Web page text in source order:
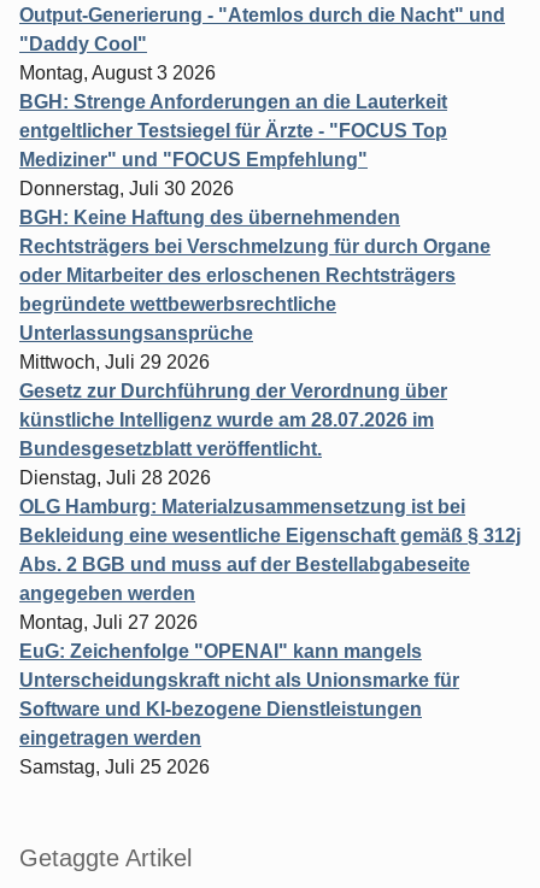
Output-Generierung - "Atemlos durch die Nacht" und
"Daddy Cool"
Montag, August 3 2026
BGH: Strenge Anforderungen an die Lauterkeit
entgeltlicher Testsiegel für Ärzte - "FOCUS Top
Mediziner" und "FOCUS Empfehlung"
Donnerstag, Juli 30 2026
BGH: Keine Haftung des übernehmenden
Rechtsträgers bei Verschmelzung für durch Organe
oder Mitarbeiter des erloschenen Rechtsträgers
begründete wettbewerbsrechtliche
Unterlassungsansprüche
Mittwoch, Juli 29 2026
Gesetz zur Durchführung der Verordnung über
künstliche Intelligenz wurde am 28.07.2026 im
Bundesgesetzblatt veröffentlicht.
Dienstag, Juli 28 2026
OLG Hamburg: Materialzusammensetzung ist bei
Bekleidung eine wesentliche Eigenschaft gemäß § 312j
Abs. 2 BGB und muss auf der Bestellabgabeseite
angegeben werden
Montag, Juli 27 2026
EuG: Zeichenfolge "OPENAI" kann mangels
Unterscheidungskraft nicht als Unionsmarke für
Software und KI-bezogene Dienstleistungen
eingetragen werden
Samstag, Juli 25 2026
Getaggte Artikel